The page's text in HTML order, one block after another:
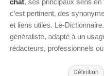
chat, ses principaux sens
c’est pertinent, des
et liens utiles. Le-
généraliste, adapté à un
rédacteurs, professionnels
Définition